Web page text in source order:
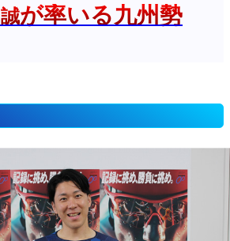
誠が率いる九州勢